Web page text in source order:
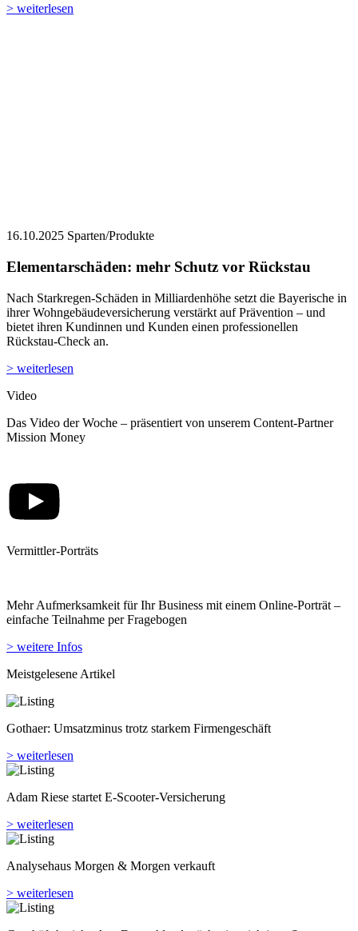
> weiterlesen
16.10.2025 Sparten/Produkte
Elementarschäden: mehr Schutz vor Rückstau
Nach Starkregen-Schäden in Milliardenhöhe setzt die Bayerische in
ihrer Wohngebäudeversicherung verstärkt auf Prävention – und
bietet ihren Kundinnen und Kunden einen professionellen
Rückstau-Check an.
> weiterlesen
Video
Das Video der Woche – präsentiert von unserem Content-Partner
Mission Money
Vermittler-Porträts
Mehr Aufmerksamkeit für Ihr Business mit einem Online-Porträt –
einfache Teilnahme per Fragebogen
> weitere Infos
Meistgelesene Artikel
Gothaer: Umsatzminus trotz starkem Firmengeschäft
> weiterlesen
Adam Riese startet E-Scooter-Versicherung
> weiterlesen
Analyse­haus Morgen & Morgen verkauft
> weiterlesen